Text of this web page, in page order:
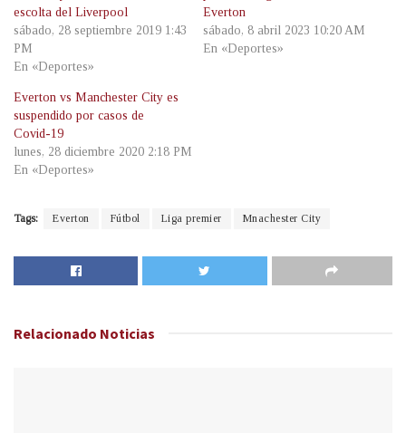
escolta del Liverpool
sábado, 28 septiembre 2019 1:43
PM
En «Deportes»
Everton
sábado, 8 abril 2023 10:20 AM
En «Deportes»
Everton vs Manchester City es
suspendido por casos de
Covid-19
lunes, 28 diciembre 2020 2:18 PM
En «Deportes»
Tags: Everton Fútbol Liga premier Mnachester City
Relacionado Noticias